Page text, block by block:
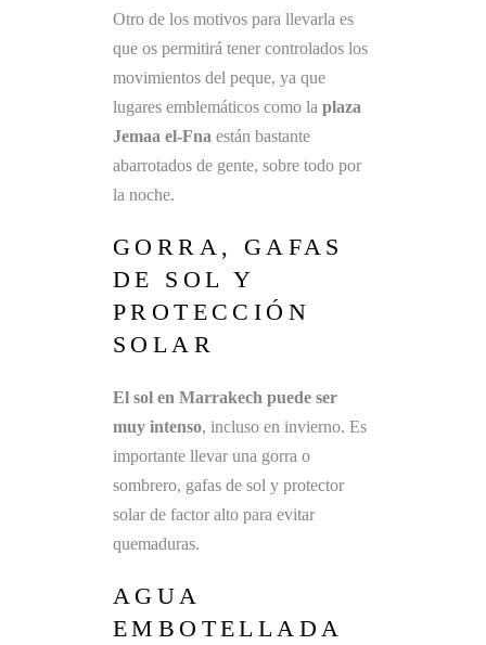
Otro de los motivos para llevarla es
que os permitirá tener controlados los
movimientos del peque, ya que
lugares emblemáticos como la plaza
Jemaa el-Fna están bastante
abarrotados de gente, sobre todo por
la noche.
GORRA, GAFAS
DE SOL Y
PROTECCIÓN
SOLAR
El sol en Marrakech puede ser
muy intenso, incluso en invierno. Es
importante llevar una gorra o
sombrero, gafas de sol y protector
solar de factor alto para evitar
quemaduras.
AGUA
EMBOTELLADA